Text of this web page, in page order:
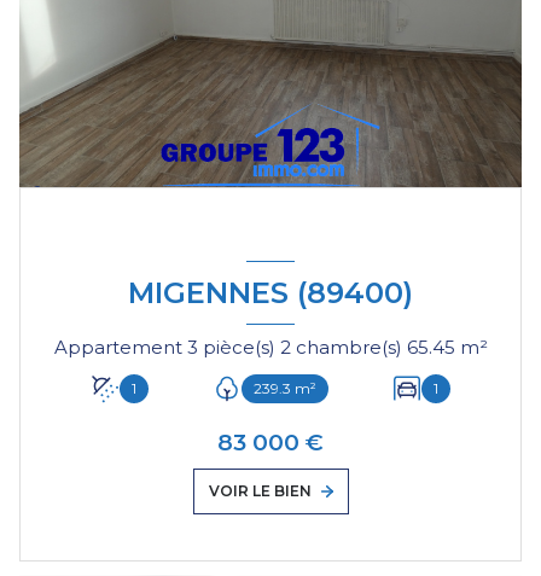
MIGENNES (89400)
Appartement 3 pièce(s) 2 chambre(s) 65.45 m²
1 239.3 m² 1
83 000 €
VOIR LE BIEN